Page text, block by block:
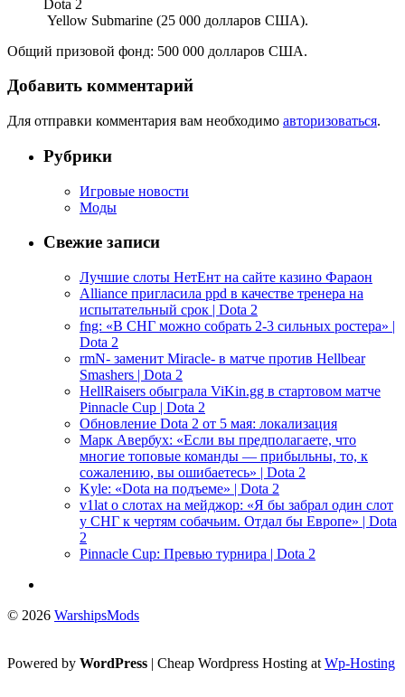
Yellow Submarine (25 000 долларов США).
Общий призовой фонд: 500 000 долларов США.
Добавить комментарий
Для отправки комментария вам необходимо авторизоваться.
Рубрики
Игровые новости
Моды
Свежие записи
Лучшие слоты НетЕнт на сайте казино Фараон
Alliance пригласила ppd в качестве тренера на
испытательный срок | Dota 2
fng: «В СНГ можно собрать 2-3 сильных ростера» |
Dota 2
rmN- заменит Miracle- в матче против Hellbear
Smashers | Dota 2
HellRaisers обыграла ViKin.gg в стартовом матче
Pinnacle Cup | Dota 2
Обновление Dota 2 от 5 мая: локализация
Марк Авербух: «Если вы предполагаете, что
многие топовые команды — прибыльны, то, к
сожалению, вы ошибаетесь» | Dota 2
Kyle: «Dota на подъеме» | Dota 2
v1lat о слотах на мейджор: «Я бы забрал один слот
у СНГ к чертям собачьим. Отдал бы Европе» | Dota
2
Pinnacle Cup: Превью турнира | Dota 2
© 2026 WarshipsMods
Powered by WordPress | Cheap Wordpress Hosting at Wp-Hosting